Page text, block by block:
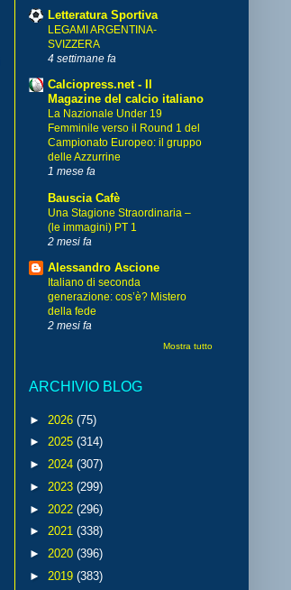
Letteratura Sportiva
LEGAMI ARGENTINA-
SVIZZERA
4 settimane fa
Calciopress.net - Il
Magazine del calcio italiano
La Nazionale Under 19
Femminile verso il Round 1 del
Campionato Europeo: il gruppo
delle Azzurrine
1 mese fa
Bauscia Cafè
Una Stagione Straordinaria –
(le immagini) PT 1
2 mesi fa
Alessandro Ascione
Italiano di seconda
generazione: cos’è? Mistero
della fede
2 mesi fa
Mostra tutto
ARCHIVIO BLOG
► 2026 (75)
► 2025 (314)
► 2024 (307)
► 2023 (299)
► 2022 (296)
► 2021 (338)
► 2020 (396)
► 2019 (383)